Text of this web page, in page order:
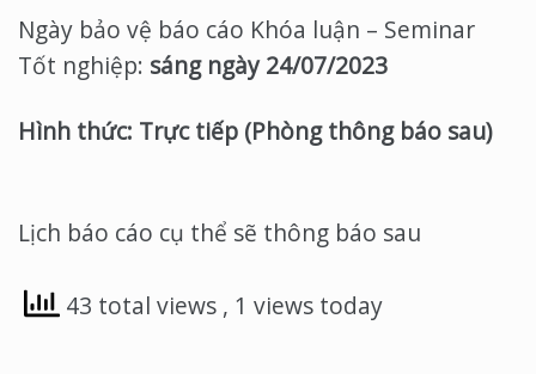
Ngày bảo vệ báo cáo Khóa luận – Seminar
Tốt nghiệp: sáng ngày 24/07/2023
Hình thức: Trực tiếp (Phòng thông báo sau)
Lịch báo cáo cụ thể sẽ thông báo sau
43 total views , 1 views today